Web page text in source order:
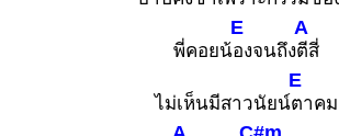
พี่คอยน้
E
องจนถึง
A
ตีสี่
ไม่เห็นมีสาวนัยน์
E
ตาคม